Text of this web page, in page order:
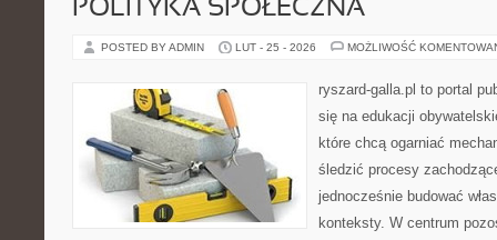
POLITYKA SPOŁECZNA
POSTED BY ADMIN LUT - 25 - 2026 MOŻLIWOŚĆ
ryszard-galla.pl to portal
się na edukacji
które chcą ogarniać
śledzić procesy
jednocześnie budować
konteksty. W centrum